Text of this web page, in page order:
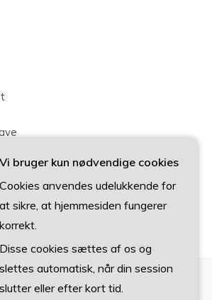
2022
Vi bruger kun nødvendige cookies
Cookies anvendes udelukkende for
at sikre, at hjemmesiden fungerer
korrekt.
Disse cookies sættes af os og
slettes automatisk, når din session
slutter eller efter kort tid.